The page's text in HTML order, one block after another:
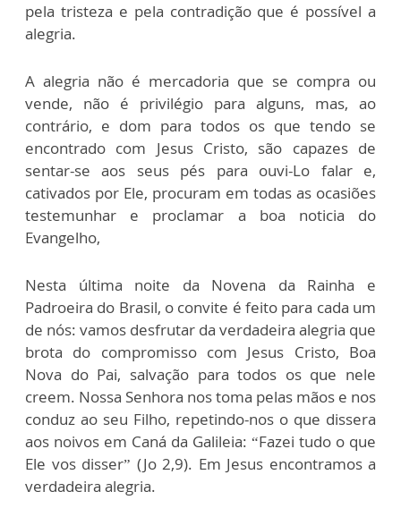
pela tristeza e pela contradição que é possível a
alegria.
A alegria não é mercadoria que se compra ou
vende, não é privilégio para alguns, mas, ao
contrário, e dom para todos os que tendo se
encontrado com Jesus Cristo, são capazes de
sentar-se aos seus pés para ouvi-Lo falar e,
cativados por Ele, procuram em todas as ocasiões
testemunhar e proclamar a boa noticia do
Evangelho,
Nesta última noite da Novena da Rainha e
Padroeira do Brasil, o convite é feito para cada um
de nós: vamos desfrutar da verdadeira alegria que
brota do compromisso com Jesus Cristo, Boa
Nova do Pai, salvação para todos os que nele
creem. Nossa Senhora nos toma pelas mãos e nos
conduz ao seu Filho, repetindo-nos o que dissera
aos noivos em Caná da Galileia: “Fazei tudo o que
Ele vos disser” (Jo 2,9). Em Jesus encontramos a
verdadeira alegria.